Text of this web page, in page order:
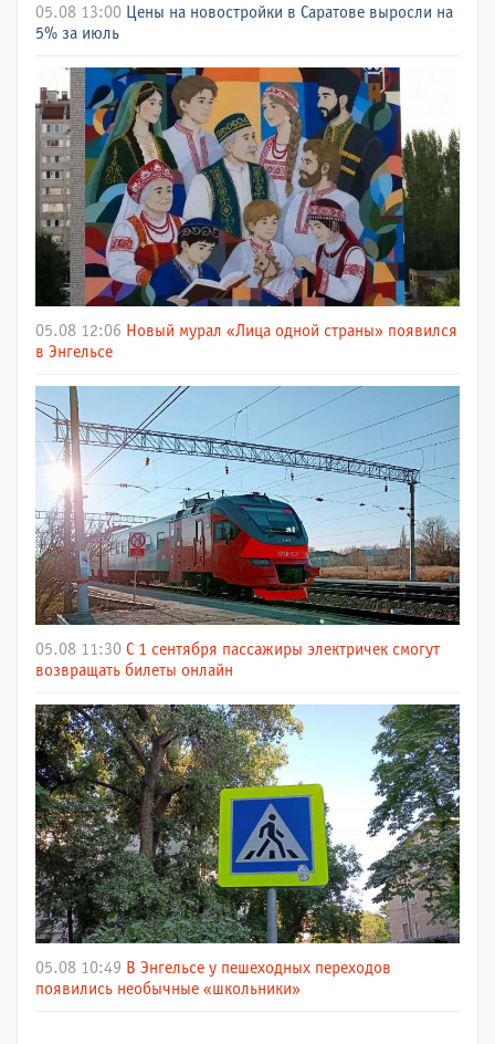
05.08 13:00
Цены на новостройки в Саратове выросли на
5% за июль
05.08 12:06 Новый мурал «Лица одной страны» появился
в Энгельсе
05.08 11:30 С 1 сентября пассажиры электричек смогут
возвращать билеты онлайн
05.08 10:49 В Энгельсе у пешеходных переходов
появились необычные «школьники»